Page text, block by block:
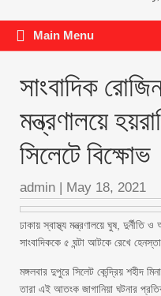
Main Menu
সাংবাদিক
মন্ত্রণালয়ে
সিলেটে বিক্ষোভ
admin | May 18, 2021
ঢাকায় স্বাস্থ্য মন্ত্রণালয়ে ঘুষ,
সাংবাদিককে ৫ ঘন্টা আটকে রেখে
মঙ্গলবার দুপুরে সিলেট কেন্দ্রিয় শহীদ
তারা এই আতংক জাগানিয়া ঘটনার